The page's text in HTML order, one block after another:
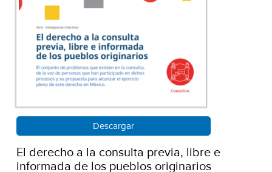
Descargar
El derecho a la consulta previa, libre e
informada de los pueblos originarios